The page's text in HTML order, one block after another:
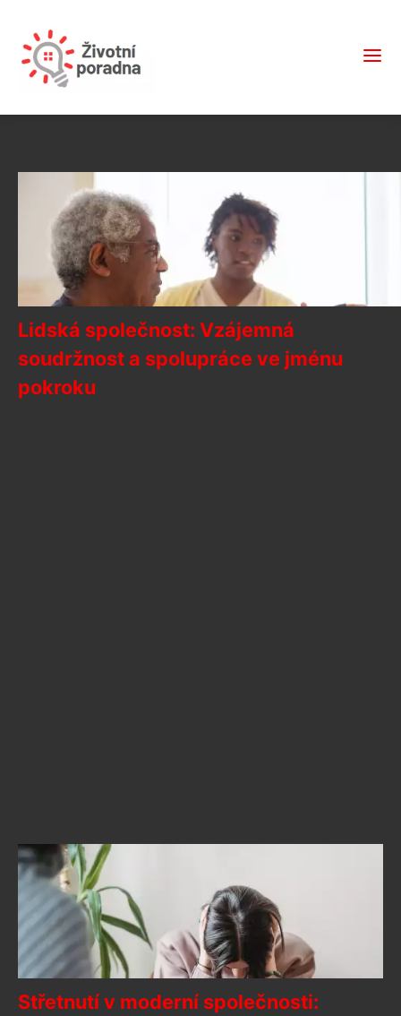
Lidská společnost: Vzájemná
soudržnost a spolupráce ve jménu
pokroku
Střetnutí v moderní společnosti: